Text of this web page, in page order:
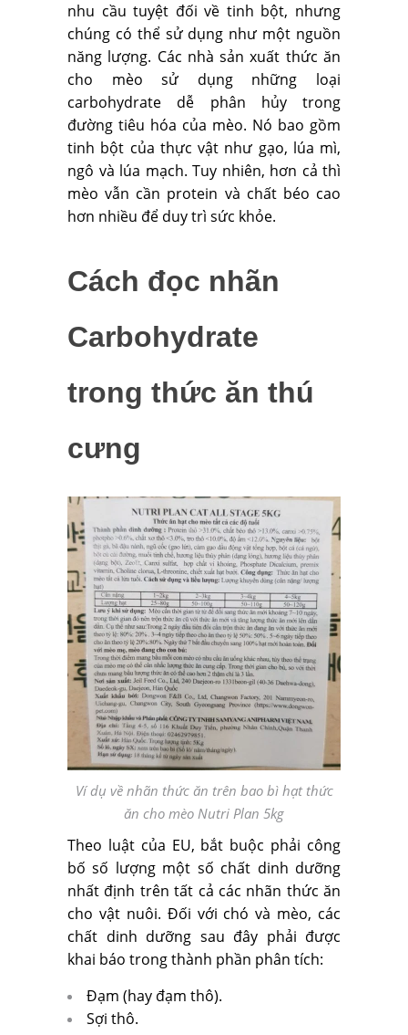
nhu cầu tuyệt đối về tinh bột, nhưng
chúng có thể sử dụng như một nguồn
năng lượng. Các nhà sản xuất thức ăn
cho mèo sử dụng những loại
carbohydrate dễ phân hủy trong
đường tiêu hóa của mèo. Nó bao gồm
tinh bột của thực vật như gạo, lúa mì,
ngô và lúa mạch. Tuy nhiên, hơn cả thì
mèo vẫn cần protein và chất béo cao
hơn nhiều để duy trì sức khỏe.
Cách đọc nhãn
Carbohydrate
trong thức ăn thú
cưng
Ví dụ về nhãn thức ăn trên bao bì hạt thức
ăn cho mèo Nutri Plan 5kg
Theo luật của EU, bắt buộc phải công
bố số lượng một số chất dinh dưỡng
nhất định trên tất cả các nhãn thức ăn
cho vật nuôi. Đối với chó và mèo, các
chất dinh dưỡng sau đây phải được
khai báo trong thành phần phân tích:
Đạm (hay đạm thô).
Sợi thô.